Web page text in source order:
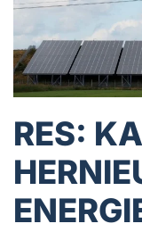
RES: